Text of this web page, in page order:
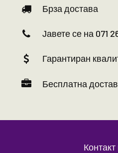
Брза достава
Јавете се на 071
Гарантиран
Бесплатна